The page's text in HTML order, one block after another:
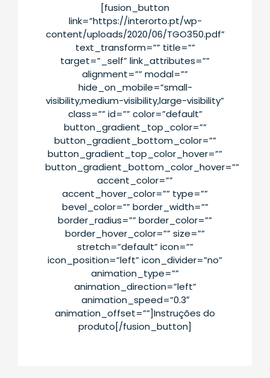
[fusion_button
link=”https://interorto.pt/wp-
content/uploads/2020/06/TGO350.pdf”
text_transform=”” title=””
target=”_self” link_attributes=””
alignment=”” modal=””
hide_on_mobile=”small-
visibility,medium-visibility,large-visibility”
class=”” id=”” color=”default”
button_gradient_top_color=””
button_gradient_bottom_color=””
button_gradient_top_color_hover=””
button_gradient_bottom_color_hover=””
accent_color=””
accent_hover_color=”” type=””
bevel_color=”” border_width=””
border_radius=”” border_color=””
border_hover_color=”” size=””
stretch=”default” icon=””
icon_position=”left” icon_divider=”no”
animation_type=””
animation_direction=”left”
animation_speed=”0.3″
animation_offset=””]Instruções do
produto[/fusion_button]